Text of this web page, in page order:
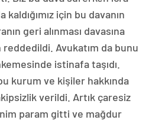
için bu davanın
geri alınması davasına
Avukatım da bunu
istinafa taşıdı.
kurum ve kişiler hakkında
verildi. Artık çaresiz
param gitti ve mağdur